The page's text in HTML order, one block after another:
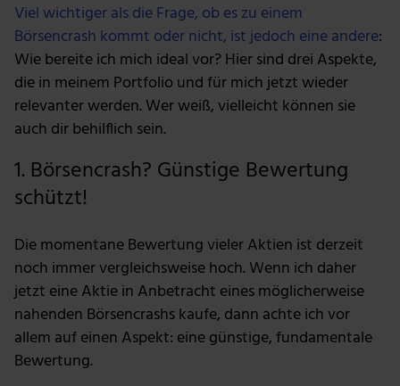
Viel wichtiger als die Frage, ob es zu einem
Börsencrash kommt oder nicht, ist jedoch eine andere:
Wie bereite ich mich ideal vor? Hier sind drei Aspekte,
die in meinem Portfolio und für mich jetzt wieder
relevanter werden. Wer weiß, vielleicht können sie
auch dir behilflich sein.
1. Börsencrash? Günstige Bewertung
schützt!
Die momentane Bewertung vieler Aktien ist derzeit
noch immer vergleichsweise hoch. Wenn ich daher
jetzt eine Aktie in Anbetracht eines möglicherweise
nahenden Börsencrashs kaufe, dann achte ich vor
allem auf einen Aspekt: eine günstige, fundamentale
Bewertung.